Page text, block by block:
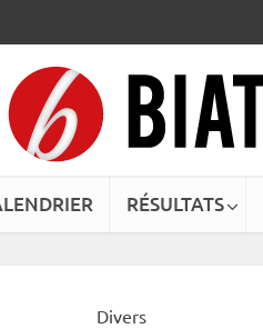
RÉSULTATS
Divers